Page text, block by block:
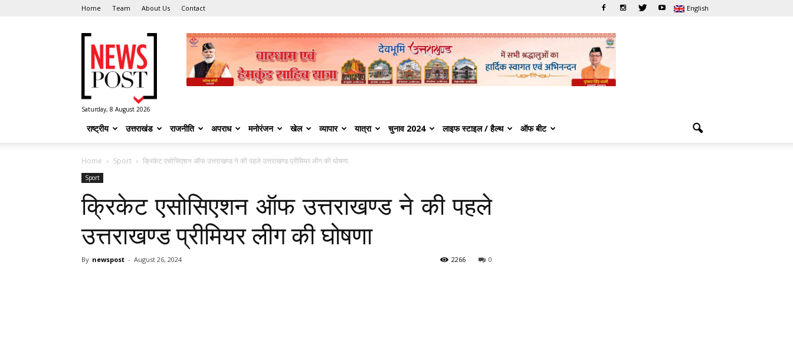
Home Team About Us Contact English
Post
Saturday, 8 August 2026
राष्ट्रीय उत्तराखंड राजनीति अपराध मनोरंजन खेल व्यापार यात्रा चुनाव 2024 लाइफ स्टाइल / हैल्थ ऑफ बीट
Home Sport क्रिकेट एसोसिएशन ऑफ उत्तराखण्ड ने की पहले उत्तराखण्ड प्रीमियर लीग की घोषणा
Sport
क्रिकेट एसोसिएशन ऑफ उत्तराखण्ड ने की पहले
उत्तराखण्ड प्रीमियर लीग की घोषणा
By newspost - August 26, 2024 0
2266